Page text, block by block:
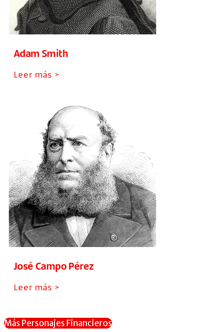
Adam Smith
Leer más >
José Campo Pérez
Leer más >
Más Personajes Financieros